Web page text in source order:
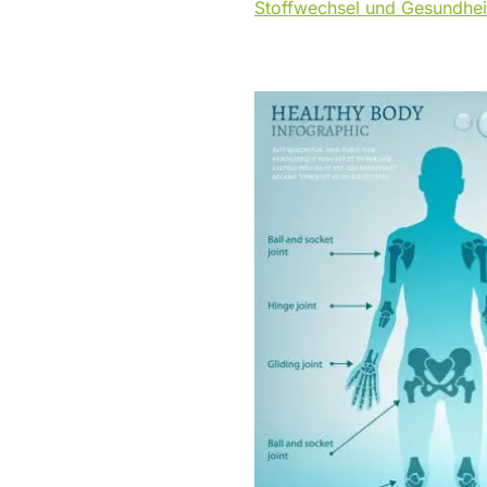
Stoffwechsel und